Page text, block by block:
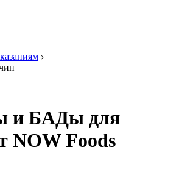
и БАДы для
NOW Foods